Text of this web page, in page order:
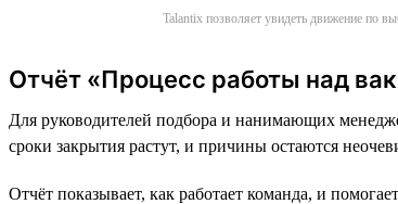
Talantix позволяет увидеть движение по
Отчёт «Процесс работы над
Для руководителей подбора и нанимающих
сроки закрытия растут, и причины остаются
Отчёт показывает, как работает команда, и